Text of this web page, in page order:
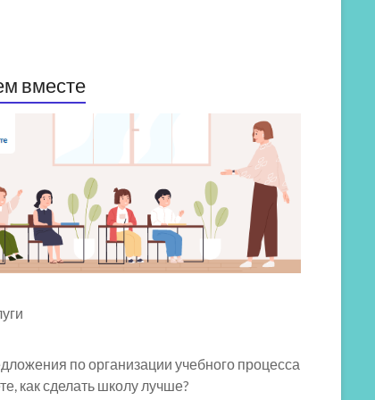
вместе
по организации учебного процесса
как сделать школу лучше?